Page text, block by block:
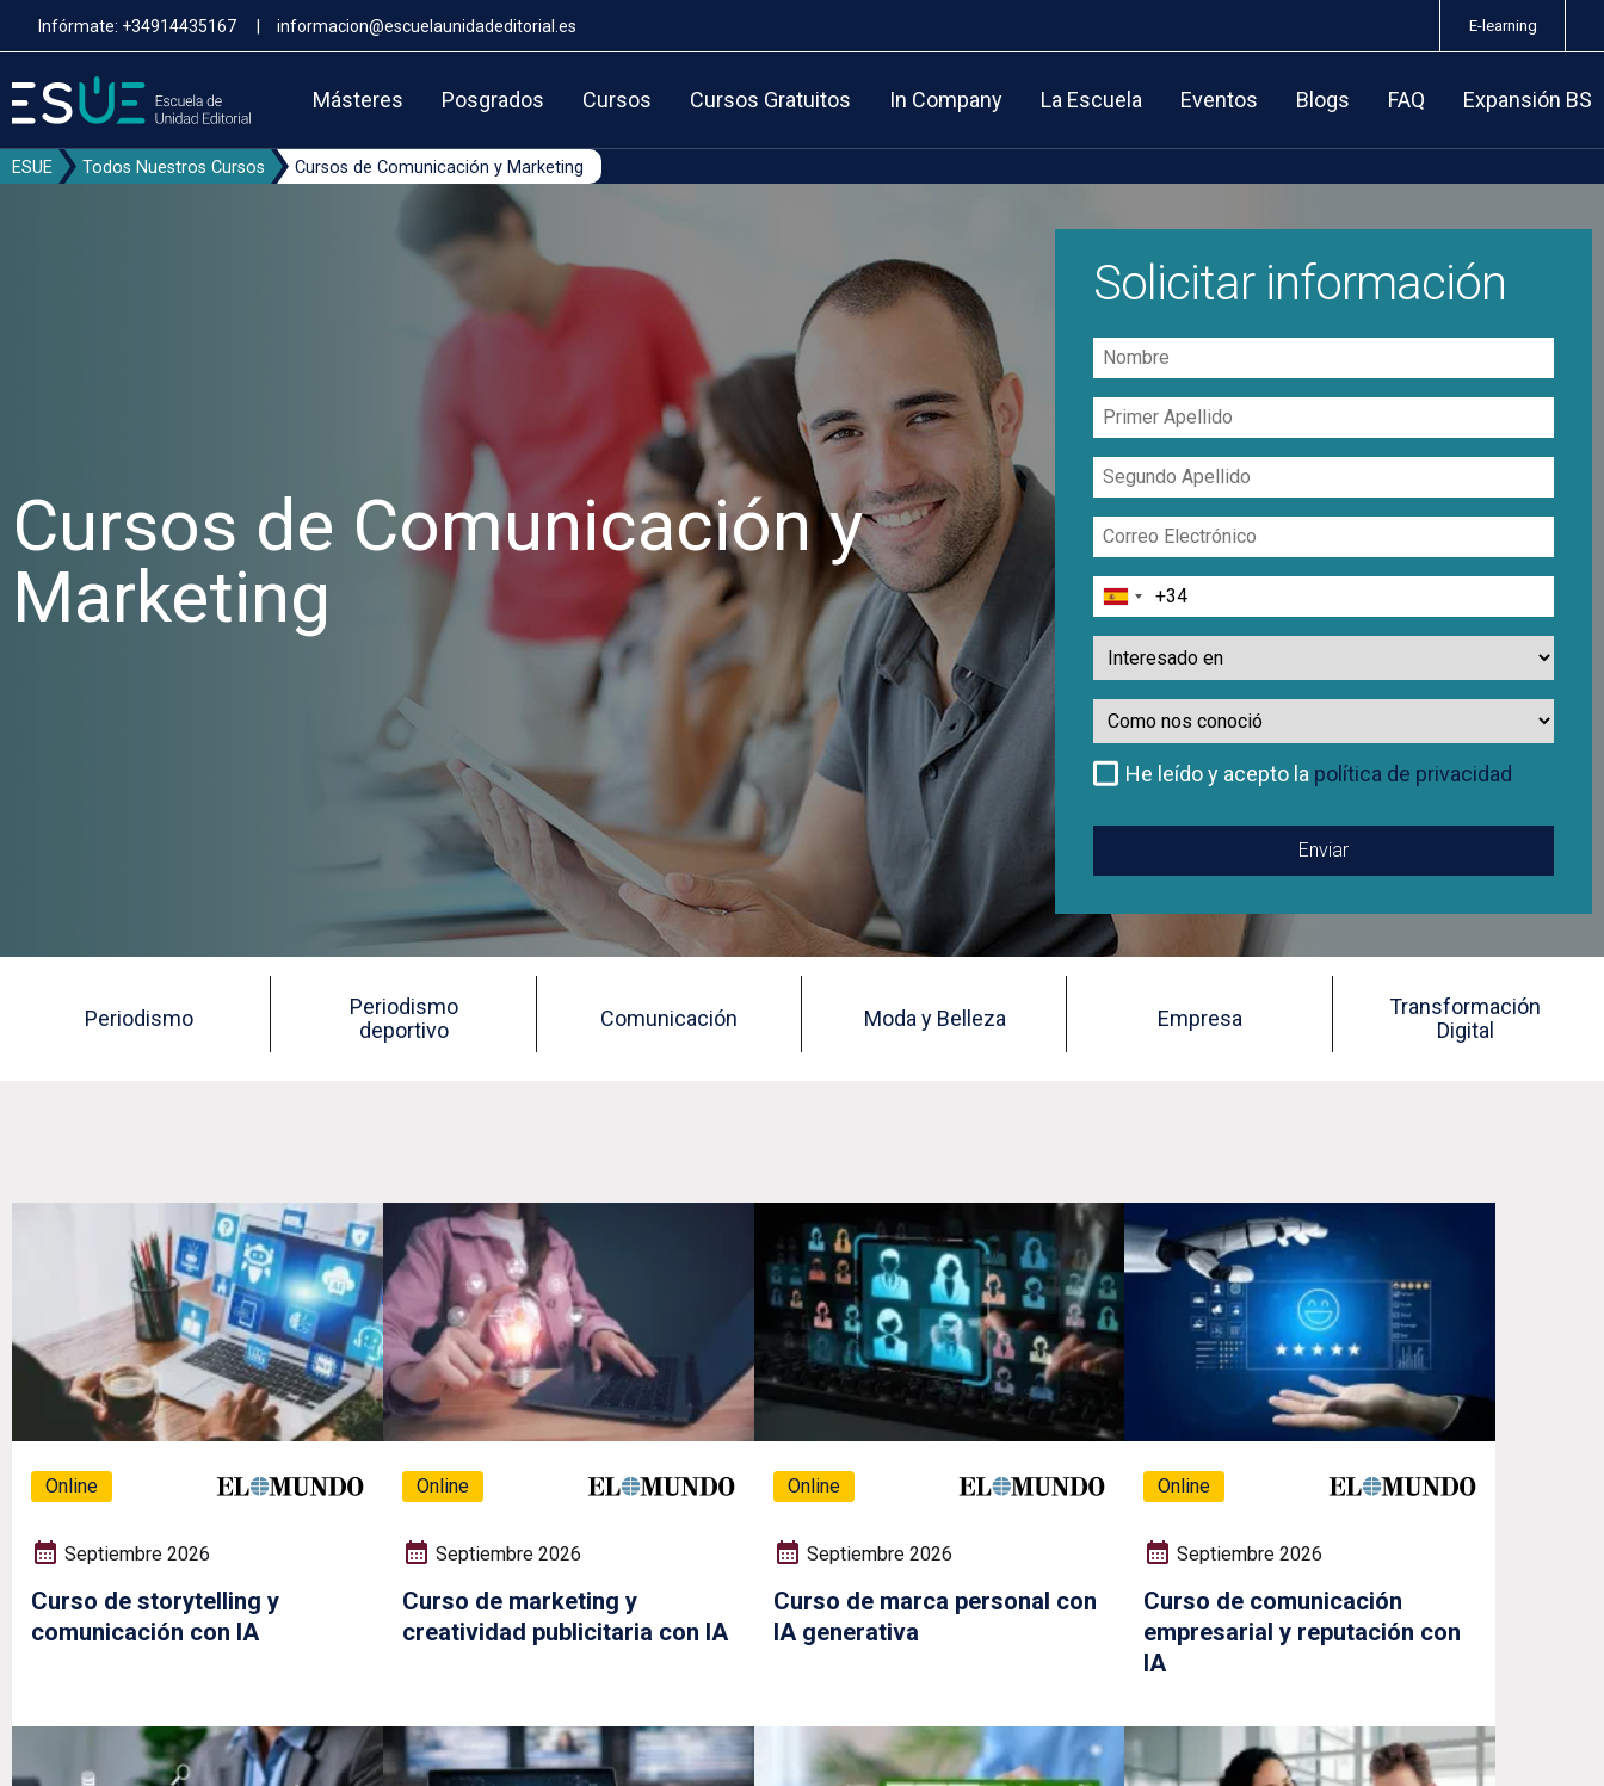
contenido
principal
Infórmate: +34914435167 | informacion@escuelaunidadeditorial.es E-learning
Másteres Posgrados Cursos Cursos Gratuitos In Company La Escuela Eventos Blogs FAQ Expansión BS
ESUE Todos Nuestros Cursos Cursos de Comunicación y Marketing
Cursos de Comunicación y
Marketing
Solicitar información
Nombre
Primer
Apellido
Segundo
Apellido
Correo
Electrónico
Teléfono
Interesado
en
Como
nos
conoció
He leído y acepto la política de privacidad
Periodismo
Periodismo
deportivo
Comunicación Moda y Belleza Empresa
Transformación
Digital
Online
Septiembre 2026
Curso de storytelling y
comunicación con IA
Online
Septiembre 2026
Curso de marketing y
creatividad publicitaria con IA
Online
Septiembre 2026
Curso de marca personal con
IA generativa
Online
Septiembre 2026
Curso de comunicación
empresarial y reputación con
IA